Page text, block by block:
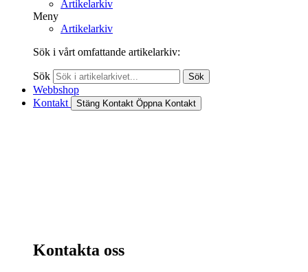
Artikelarkiv
Meny
Artikelarkiv
Sök i vårt omfattande artikelarkiv:
Sök Sök
Webbshop
Kontakt
Stäng Kontakt Öppna Kontakt
Kontakta oss